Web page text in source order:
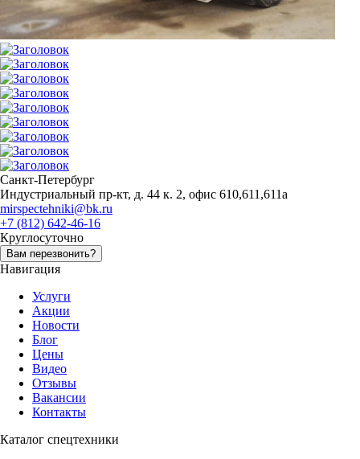
Санкт-Петербург
Индустриальный пр-кт, д. 44 к. 2, офис 610,611,611а
mirspectehniki@bk.ru
+7 (812) 642-46-16
Круглосуточно
Вам перезвонить?
Навигация
Услуги
Акции
Новости
Блог
Цены
Видео
Отзывы
Вакансии
Контакты
Каталог спецтехники